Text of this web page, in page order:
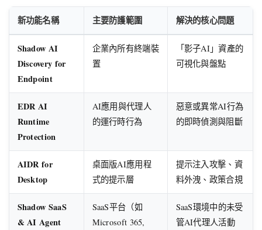
新功能名稱 主要防護範圍 解決的核心問題
Shadow AI
Discovery for
Endpoint
企業內所有終端裝
置
「影子AI」資產的
可視化與盤點
EDR AI
Runtime
Protection
AI應用與代理人
的運行時行為
惡意或異常AI行為
的即時偵測與阻斷
AIDR for
Desktop
桌面版AI應用程
式的提示層
提示注入攻擊、資
料外洩、政策合規
Shadow SaaS
& AI Agent
SaaS平台（如
Microsoft 365,
SaaS環境中的未受
管AI代理人活動